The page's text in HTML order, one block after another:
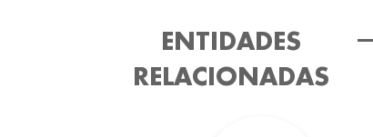
ENTIDADES
RELACIONADAS